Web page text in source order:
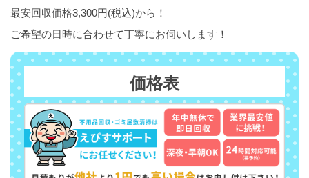
最安回収価格3,300円(税込)から！
ご希望の日時に合わせて丁寧にお伺いします！
価格表